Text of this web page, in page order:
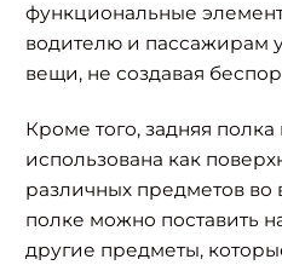
функциональные
водителю и пассажирам
вещи, не создавая
Кроме того, задняя
использована как
различных предметов во
полке можно поставить
другие предметы,